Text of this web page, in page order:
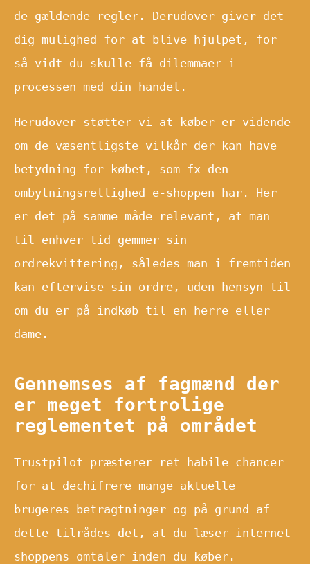
de gældende regler. Derudover giver det
dig mulighed for at blive hjulpet, for
så vidt du skulle få dilemmaer i
processen med din handel.
Herudover støtter vi at køber er vidende
om de væsentligste vilkår der kan have
betydning for købet, som fx den
ombytningsrettighed e-shoppen har. Her
er det på samme måde relevant, at man
til enhver tid gemmer sin
ordrekvittering, således man i fremtiden
kan eftervise sin ordre, uden hensyn til
om du er på indkøb til en herre eller
dame.
Gennemses af fagmænd der
er meget fortrolige
reglementet på området
Trustpilot præsterer ret habile chancer
for at dechifrere mange aktuelle
brugeres betragtninger og på grund af
dette tilrådes det, at du læser internet
shoppens omtaler inden du køber.